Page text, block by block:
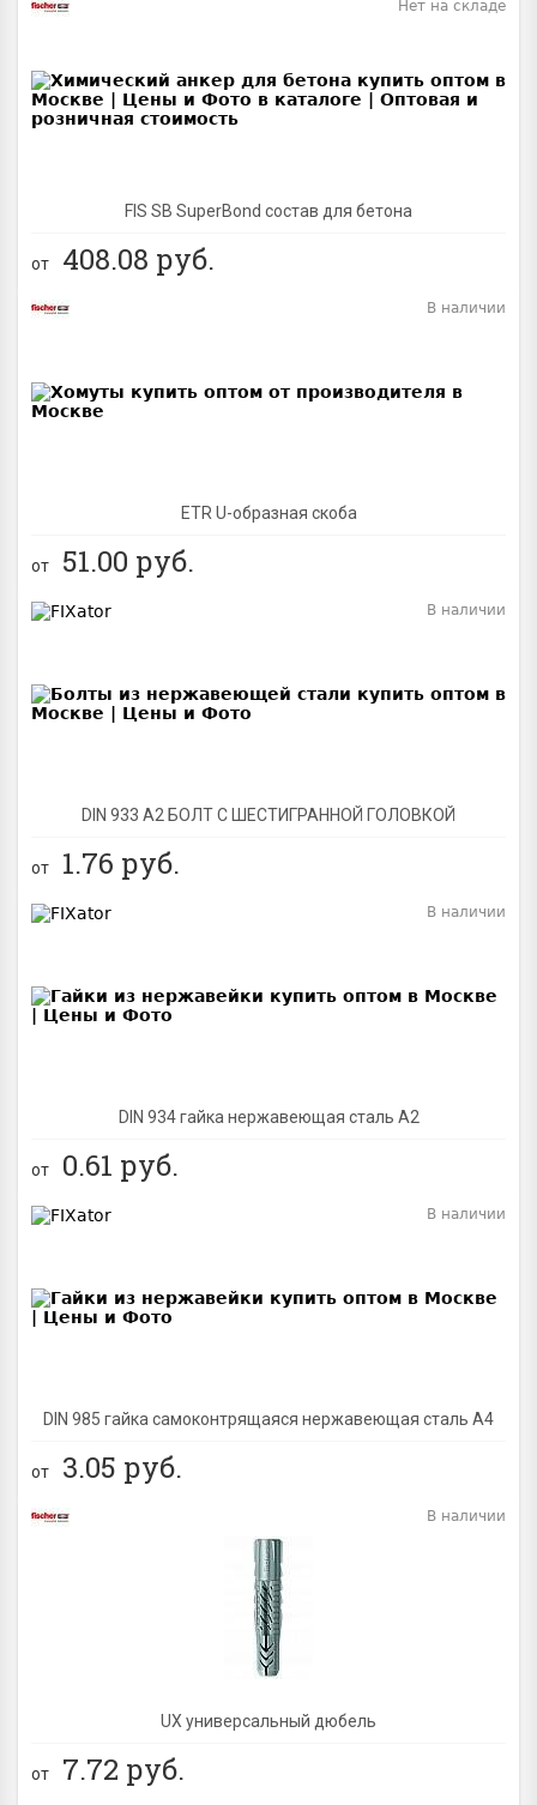
FIS SB SuperBond состав для бетона
Нет на складе
от 408.08 руб.
ETR U-образная скоба
В наличии
от 51.00 руб.
DIN 933 А2 БОЛТ С ШЕСТИГРАННОЙ ГОЛОВКОЙ
В наличии
от 1.76 руб.
DIN 934 гайка нержавеющая сталь A2
В наличии
от 0.61 руб.
DIN 985 гайка самоконтрящаяся нержавеющая сталь A4
В наличии
от 3.05 руб.
UX универсальный дюбель
В наличии
от 7.72 руб.